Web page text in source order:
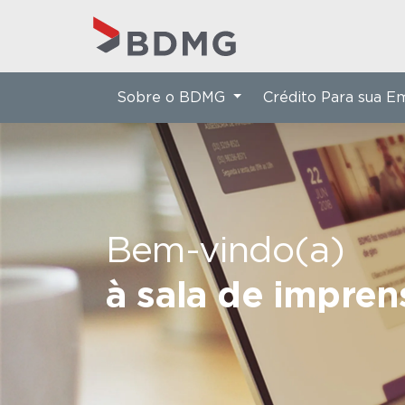
Bem-vindo(a)
à sala de
Sobre o BDMG Crédito Para sua